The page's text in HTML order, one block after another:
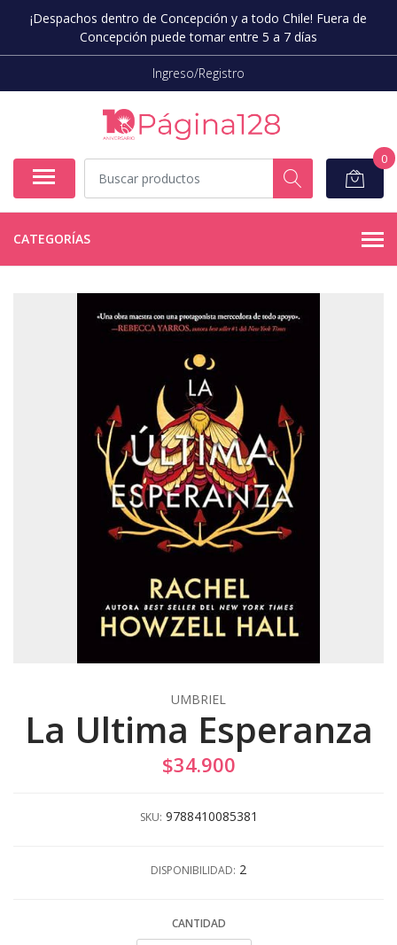
¡Despachos dentro de Concepción y a todo Chile! Fuera de
Concepción puede tomar entre 5 a 7 días
Ingreso/Registro
0
CATEGORÍAS
UMBRIEL
La Ultima Esperanza
$34.900
SKU: 9788410085381
DISPONIBILIDAD: 2
CANTIDAD